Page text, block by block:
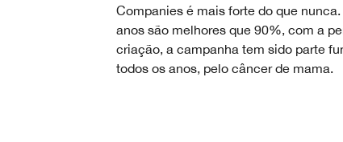
Companies é mais forte do que
anos são melhores que 90%, com a
criação, a campanha tem sido parte
todos os anos, pelo câncer de mama.